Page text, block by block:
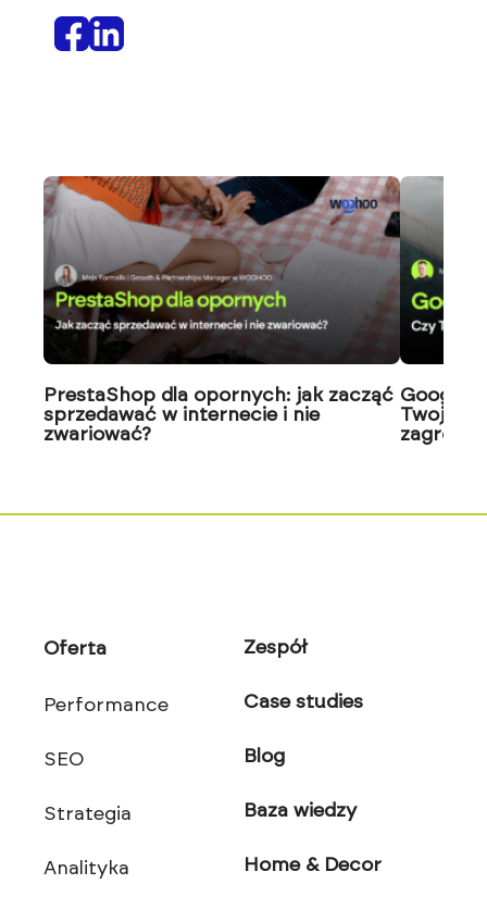
PrestaShop dla opornych: jak zacząć
sprzedawać w internecie i nie
zwariować?
Google
Twoja
Oferta
Performance
SEO
Strategia
Analityka
Zespół
Case studies
Blog
Baza wiedzy
Home & Decor